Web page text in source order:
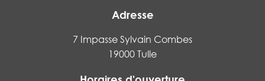
Adresse
7 Impasse Sylvain Combes
19000 Tulle